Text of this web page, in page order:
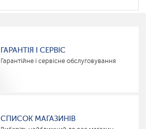
ГАРАНТІЯ І СЕРВІС
Гарантійне і сервісне обслуговування
СПИСОК МАГАЗИНІВ